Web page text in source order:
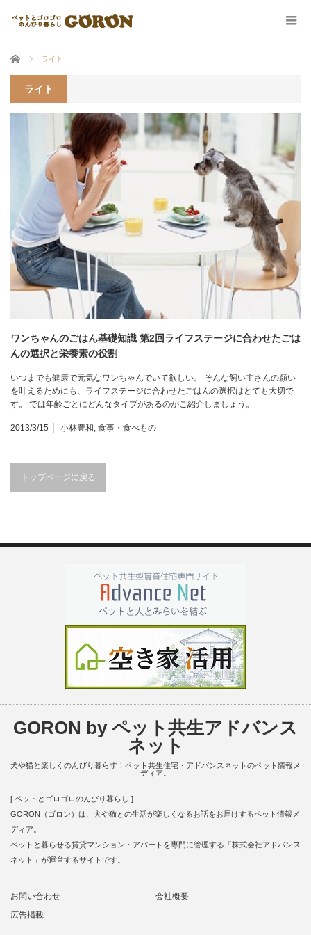
ホーム ライト
ライト
ワンちゃんのごはん基礎知識 第2回ライフステージに合わせたごは
んの選択と栄養素の役割
いつまでも健康で元気なワンちゃんでいて欲しい。 そんな飼い主さんの願い
を叶えるためにも、ライフステージに合わせたごはんの選択はとても大切で
す。 では年齢ごとにどんなタイプがあるのかご紹介しましょう。
2013/3/15 小林豊和, 食事・食べもの
トップページに戻る
GORON by ペット共生アドバンス
ネット
犬や猫と楽しくのんびり暮らす！ペット共生住宅・アドバンスネットのペット情報メ
ディア。
[ ペットとゴロゴロのんびり暮らし ]
GORON（ゴロン）は、犬や猫との生活が楽しくなるお話をお届けするペット情報メ
ディア。
ペットと暮らせる賃貸マンション・アパートを専門に管理する「株式会社アドバンス
ネット」が運営するサイトです。
お問い合わせ
会社概要
広告掲載